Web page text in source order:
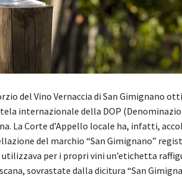
del Vino Vernaccia di San Gimignano
internazionale della DOP
La Corte d’Appello locale ha, infatti,
del marchio “San Gimignano”
utilizzava per i propri vini un’etichetta
sovrastate dalla dicitura “San